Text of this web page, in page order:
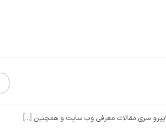
سری مقالات معرفی وب سایت و همچنین […]